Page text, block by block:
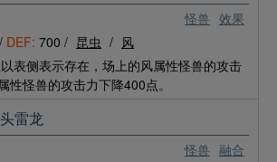
怪兽 效果
DEF: 700 / 昆虫 / 风
表侧表示存在，场上的风属性怪兽的攻击
性怪兽的攻击力下降400点。
怪兽 融合
雷龙